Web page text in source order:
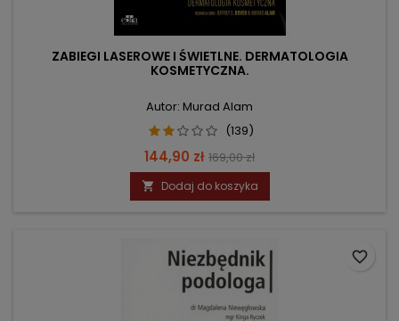
ZABIEGI LASEROWE I ŚWIETLNE. DERMATOLOGIA
KOSMETYCZNA.
Autor: Murad Alam
(139)
Cena
144,90 zł Cena
podstawowa
169,00 zł
 Dodaj do koszyka
favorite_border